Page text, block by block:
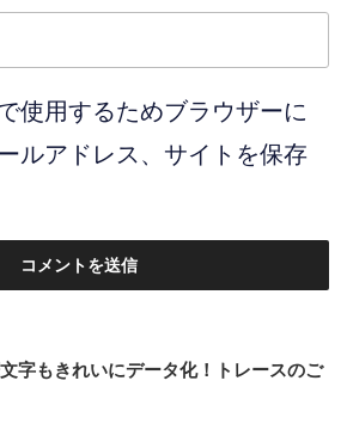
使用するためブラウザーに
ルアドレス、サイトを保存
字もきれいにデータ化！トレースのご